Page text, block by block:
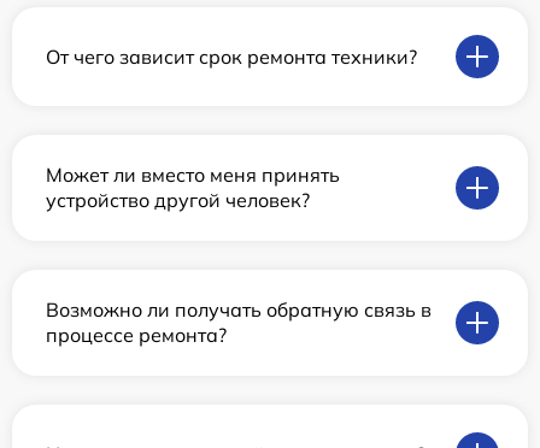
От чего зависит срок ремонта техники?
Может ли вместо меня принять
устройство другой человек?
Возможно ли получать обратную связь в
процессе ремонта?